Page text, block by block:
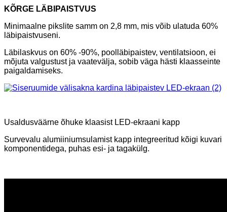
KÕRGE LÄBIPAISTVUS
Minimaalne pikslite samm on 2,8 mm, mis võib ulatuda 60%
läbipaistvuseni.
Läbilaskvus on 60% -90%, poolläbipaistev, ventilatsioon, ei
mõjuta valgustust ja vaatevälja, sobib väga hästi klaasseinte
paigaldamiseks.
Usaldusväärne õhuke klaasist LED-ekraani kapp
Survevalu alumiiniumsulamist kapp integreeritud kõigi kuvari
komponentidega, puhas esi- ja tagakülg.